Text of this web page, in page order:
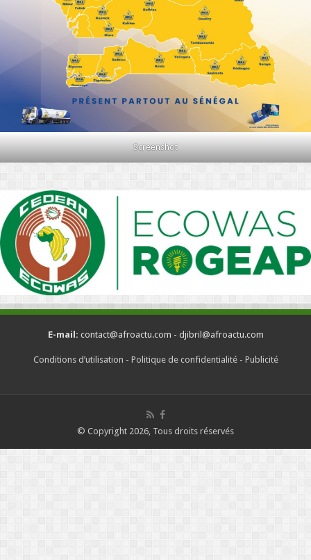
Screenshot
E-mail: contact@afroactu.com - djibril@afroactu.com
Conditions d’utilisation - Politique de confidentialité- Publicité
© Copyright 2026, Tous droits réservés